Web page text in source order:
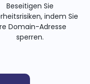
Beseitigen Sie
indem Sie
Domain-Adresse
sperren.